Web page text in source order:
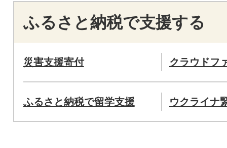
ふるさと納税で支援する
災害支援寄付 クラウドフ
ふるさと納税で留学支援 ウクライナ